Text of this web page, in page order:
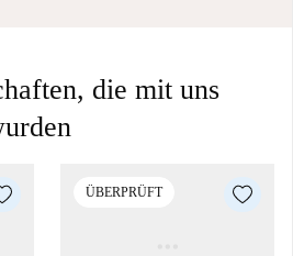
die mit uns
ÜBERPRÜFT